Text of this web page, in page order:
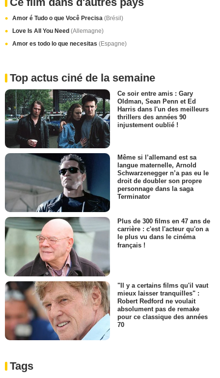
Amor é Tudo o que Você Precisa (Brésil)
Love Is All You Need (Allemagne)
Amor es todo lo que necesitas (Espagne)
Top actus ciné de la semaine
Ce soir entre amis : Gary
Oldman, Sean Penn et Ed
Harris dans l'un des meilleurs
thrillers des années 90
injustement oublié !
Même si l’allemand est sa
langue maternelle, Arnold
Schwarzenegger n’a pas eu le
droit de doubler son propre
personnage dans la saga
Terminator
Plus de 300 films en 47 ans de
carrière : c'est l'acteur qu'on a
le plus vu dans le cinéma
français !
"Il y a certains films qu'il vaut
mieux laisser tranquilles" :
Robert Redford ne voulait
absolument pas de remake
pour ce classique des années
70
Tags